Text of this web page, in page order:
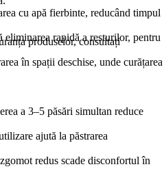
cu apă fierbinte, reducând timpul
rapidă a resturilor, pentru
în spații deschise, unde curățarea
a 3–5 păsări simultan reduce
ajută la păstrarea
redus scade disconfortul în
produselor, consultați